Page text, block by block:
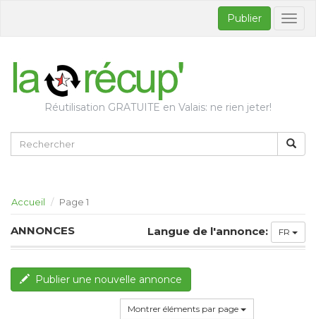
Publier
Réutilisation GRATUITE en Valais: ne rien jeter!
Accueil Page 1
ANNONCES Langue de l'annonce: FR
Publier une nouvelle annonce
Montrer éléments par page